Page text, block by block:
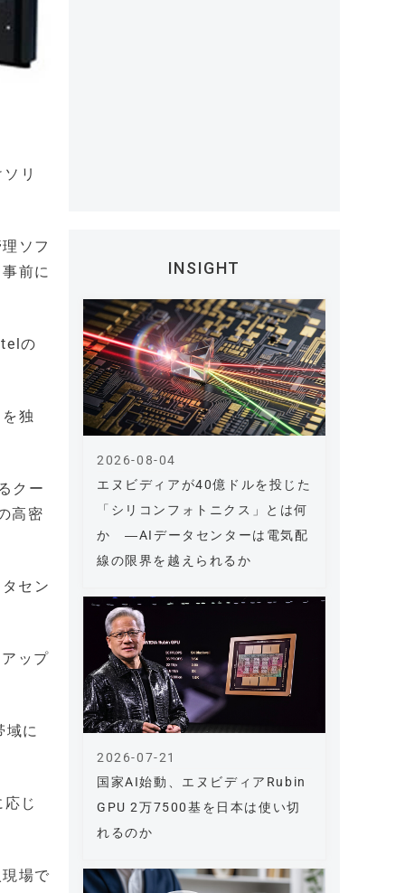
リ
ソフ
前に
の
独
クー
高密
セン
ップ
域に
じ
場で
INSIGHT
エヌビディアが40億ドルを投じた
「シリコンフォトニクス」とは何
か ―AIデータセンターは電気配
線の限界を越えられるか
2026-08-04
国家AI始動、エヌビディアRubin
GPU 2万7500基を日本は使い切
れるのか
2026-07-21